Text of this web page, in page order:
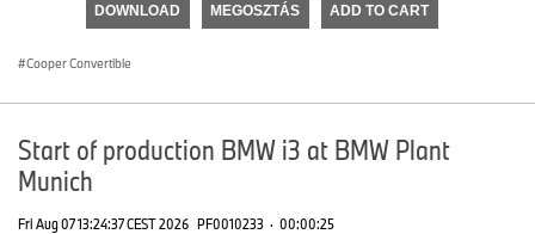
seconds
DOWNLOAD MEGOSZTÁS ADD TO CART
Cooper Convertible
Start of production BMW i3 at BMW Plant
Munich
Fri Aug 07 13:24:37 CEST 2026 PF0010233 · 00:00:25